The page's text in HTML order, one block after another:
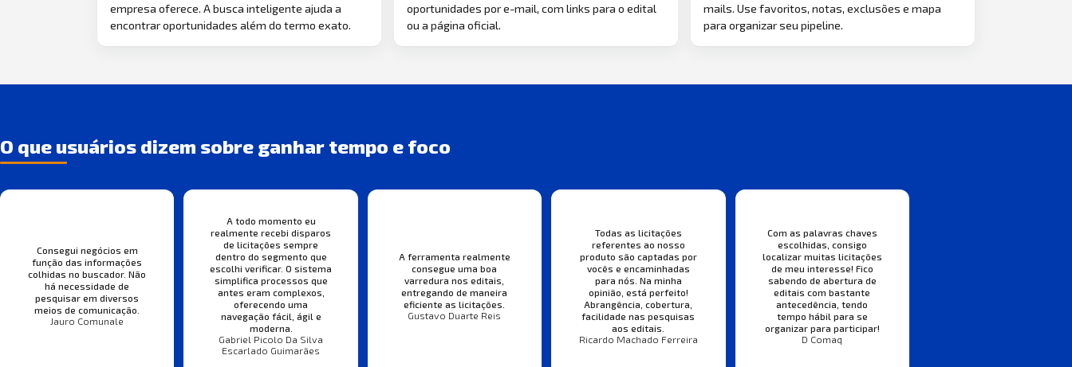
empresa oferece. A busca inteligente ajuda a
encontrar oportunidades além do termo exato.
oportunidades por e-mail, com links para o edital
ou a página oficial.
mails. Use favoritos, notas, exclusões e mapa
para organizar seu pipeline.
O que usuários dizem sobre ganhar tempo e foco
Consegui negócios em
função das informações
colhidas no buscador. Não
há necessidade de
pesquisar em diversos
meios de comunicação.
Jauro Comunale
A todo momento eu
realmente recebi disparos
de licitações sempre
dentro do segmento que
escolhi verificar. O sistema
simplifica processos que
antes eram complexos,
oferecendo uma
navegação fácil, ágil e
moderna.
Gabriel Picolo Da Silva
Escarlado Guimarães
A ferramenta realmente
consegue uma boa
varredura nos editais,
entregando de maneira
eficiente as licitações.
Gustavo Duarte Reis
Todas as licitações
referentes ao nosso
produto são captadas por
vocês e encaminhadas
para nós. Na minha
opinião, está perfeito!
Abrangência, cobertura,
facilidade nas pesquisas
aos editais.
Ricardo Machado Ferreira
Com as palavras chaves
escolhidas, consigo
localizar muitas licitações
de meu interesse! Fico
sabendo de abertura de
editais com bastante
antecedência, tendo
tempo hábil para se
organizar para participar!
D Comaq